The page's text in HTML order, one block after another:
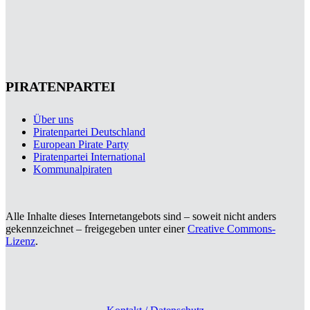
PIRATENPARTEI
Über uns
Piratenpartei Deutschland
European Pirate Party
Piratenpartei International
Kommunalpiraten
Alle Inhalte dieses Internetangebots sind – soweit nicht anders
gekennzeichnet – freigegeben unter einerCreative Commons-
Lizenz.